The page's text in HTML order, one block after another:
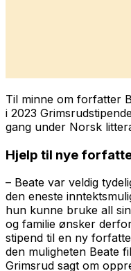
Til minne om forfatter
i 2023
gang under Norsk
Hjelp til nye
– Beate var veldig
den eneste
hun kunne bruke all
og familie ønsker
stipend til en ny
den muligheten Beate
Grimsrud sagt om